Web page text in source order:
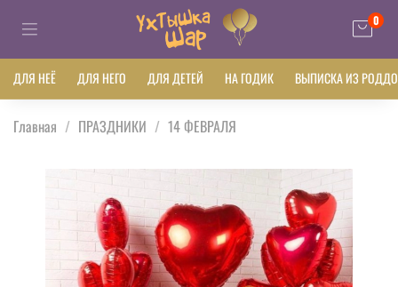
0
ДЛЯ НЕЁ ДЛЯ НЕГО ДЛЯ ДЕТЕЙ НА ГОДИК ВЫПИСКА ИЗ
Главная ПРАЗДНИКИ 14 ФЕВРАЛЯ